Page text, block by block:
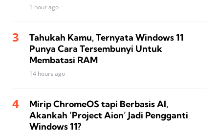
1 hour ago
Tahukah Kamu, Ternyata Windows 11
Punya Cara Tersembunyi Untuk
Membatasi RAM
14 hours ago
Mirip ChromeOS tapi Berbasis AI,
Akankah ‘Project Aion’ Jadi Pengganti
Windows 11?